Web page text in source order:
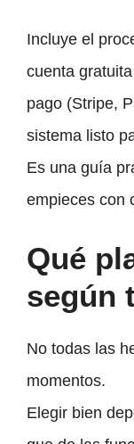
Incluye el
cuenta
pago (Stripe,
sistema listo
Es una guía
empieces con
Qué
según
No todas las
momentos.
Elegir bien